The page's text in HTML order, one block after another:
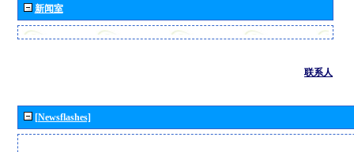
新闻室
联系人
[Newsflashes]